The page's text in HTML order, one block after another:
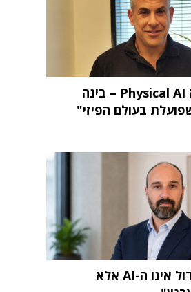
"העתיד הוא Physical AI – בינה
בעולם הפיזי"
"האתגר הגדול אינו ה-AI אלא